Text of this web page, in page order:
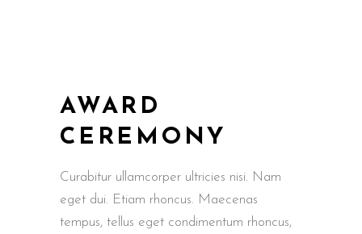
AWARD
CEREMONY
Curabitur ullamcorper ultricies nisi. Nam
eget dui. Etiam rhoncus. Maecenas
tempus, tellus eget condimentum rhoncus,